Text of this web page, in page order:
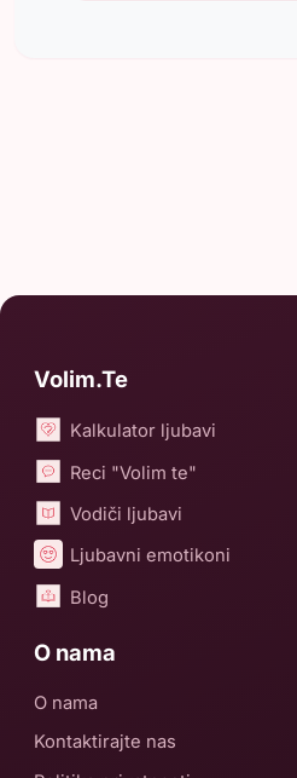
Volim.Te
Kalkulator ljubavi
Reci "Volim te"
Vodiči ljubavi
Ljubavni emotikoni
Blog
O nama
O nama
Kontaktirajte nas